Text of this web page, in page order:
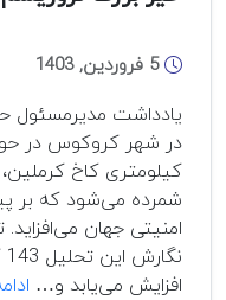
5 فروردین, 1403
یادداشت مدیرمسئول
در شهر کروکوس در
کیلومتری کاخ
شمرده می‌شود که بر
امنیتی جهان
افزایش می‌یابد و…